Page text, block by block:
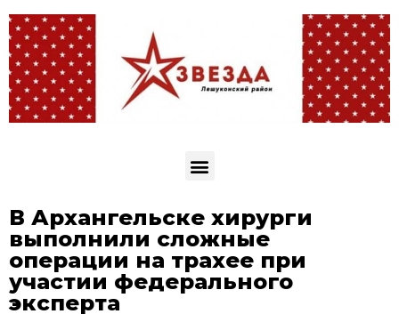
В Архангельске хирурги
выполнили сложные
операции на трахее при
участии федерального
эксперта